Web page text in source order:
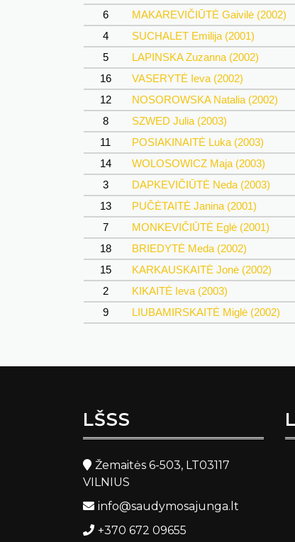
6
MAKAREVIČIŪTĖ Gaivilė (2002)
4
SUCHALET Emilija (2001)
5
LAPINSKA Zuzanna (2002)
16
VASERYTĖ Ieva (2002)
12
NOSOROWSKA Natalia (2002)
8
SZWED Julia (2003)
11
POSIAKINAITĖ Luka (2003)
14
WOLOSOWICZ Maja (2003)
3
DAPKEVIČIŪTĖ Neda (2003)
13
PUČĖTAITĖ Janina (2001)
7
MONKEVIČIŪTĖ Eglė (2001)
18
BRIEDYTĖ Meda (2002)
15
KARKAUSKAITĖ Jonė (2002)
2
KIKAITĖ Ieva (2003)
9
LIUBAMIRSKAITĖ Miglė (2002)
LŠSS
Žemaitės 6-503, LT03117
VILNIUS
info@saudymosajunga.lt
+370 672 09655